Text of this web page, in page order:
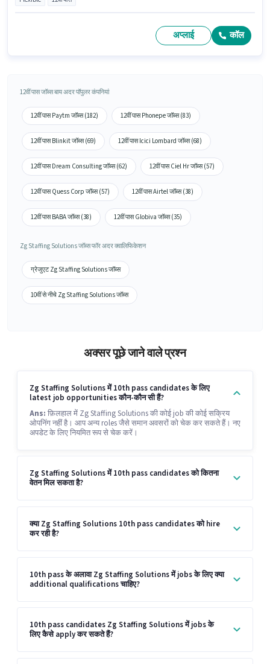
अप्लाई कॉल
12वीं पास जॉब्स बाय अदर पॉपुलर कंपनियां
12वीं पास Paytm जॉब्स (182) 12वीं पास Phonepe जॉब्स (83)
12वीं पास Blinkit जॉब्स (69) 12वीं पास Icici Lombard जॉब्स (68)
12वीं पास Dream Consulting जॉब्स (62) 12वीं पास Ciel Hr जॉब्स (57)
12वीं पास Quess Corp जॉब्स (57) 12वीं पास Airtel जॉब्स (38)
12वीं पास BABA जॉब्स (38) 12वीं पास Globiva जॉब्स (35)
Zg Staffing Solutions जॉब्स फॉर अदर क्वालिफिकेशन
ग्रेजुएट Zg Staffing Solutions जॉब्स
10वीं से नीचे Zg Staffing Solutions जॉब्स
अक्सर पूछे जाने वाले प्रश्न
Zg Staffing Solutions में 10th pass candidates के लिए
latest job opportunities कौन-कौन सी हैं?
Ans: फ़िलहाल में Zg Staffing Solutions की कोई job की कोई सक्रिय
ओपनिंग नहीं है। आप अन्य roles जैसे समान अवसरों को चेक कर सकते हैं। नए
अपडेट के लिए नियमित रूप से चेक करें।
Zg Staffing Solutions में 10th pass candidates को कितना
वेतन मिल सकता है?
क्या Zg Staffing Solutions 10th pass candidates को hire
कर रही है?
10th pass के अलावा Zg Staffing Solutions में jobs के लिए क्या
additional qualifications चाहिए?
10th pass candidates Zg Staffing Solutions में jobs के
लिए कैसे apply कर सकते हैं?